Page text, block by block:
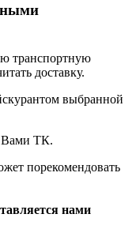
транспортную
доставку.
выбранной
Вами ТК.
порекомендовать
нами